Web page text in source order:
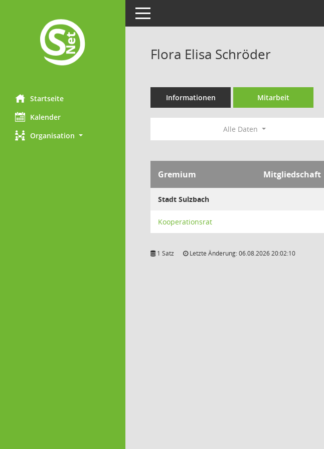
Startseite
Kalender
Organisation
Toggle navigation
Flora Elisa Schröder
Informationen Mitarbeit
Alle Daten
Gremium Mitgliedschaft
Stadt Sulzbach
Kooperationsrat
1 Satz Letzte Änderung: 06.08.2026 20:02:10